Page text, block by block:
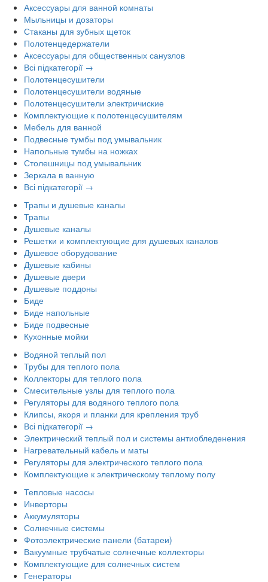
Аксессуары для ванной комнаты
Мыльницы и дозаторы
Стаканы для зубных щеток
Полотенцедержатели
Аксессуары для общественных санузлов
Всі підкатегорії →
Полотенцесушители
Полотенцесушители водяные
Полотенцесушители электричиские
Комплектующие к полотенцесушителям
Мебель для ванной
Подвесные тумбы под умывальник
Напольные тумбы на ножках
Столешницы под умывальник
Зеркала в ванную
Всі підкатегорії →
Трапы и душевые каналы
Трапы
Душевые каналы
Решетки и комплектующие для душевых каналов
Душевое оборудование
Душевые кабины
Душевые двери
Душевые поддоны
Биде
Биде напольные
Биде подвесные
Кухонные мойки
Водяной теплый пол
Трубы для теплого пола
Коллекторы для теплого пола
Смесительные узлы для теплого пола
Регуляторы для водяного теплого пола
Клипсы, якоря и планки для крепления труб
Всі підкатегорії →
Электрический теплый пол и системы антиобледенения
Нагревательный кабель и маты
Регуляторы для электрического теплого пола
Комплектующие к электрическому теплому полу
Тепловые насосы
Инверторы
Аккумуляторы
Солнечные системы
Фотоэлектрические панели (батареи)
Вакуумные трубчатые солнечные коллекторы
Комплектующие для солнечных систем
Генераторы